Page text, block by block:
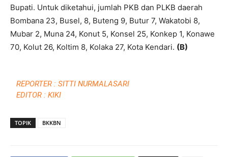
Bupati. Untuk diketahui, jumlah PKB dan PLKB daerah
Bombana 23, Busel, 8, Buteng 9, Butur 7, Wakatobi 8,
Mubar 2, Muna 24, Konut 5, Konsel 25, Konkep 1, Konawe
70, Kolut 26, Koltim 8, Kolaka 27, Kota Kendari. (B)
REPORTER : SITTI NURMALASARI
EDITOR : KIKI
TOPIK BKKBN